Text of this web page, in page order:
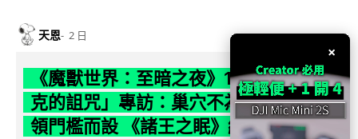
天恩 2 日
《魔獸世界：至暗之夜》12.1 「烏拉特
克的詛咒」專訪：巢穴不為提高世界首
領門檻而設 《諸王之眠》縮短約 10 分
×